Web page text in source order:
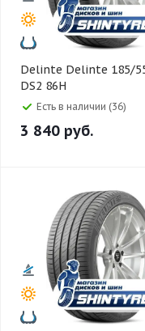
Delinte Delinte 185/55 R15
DS2 86H
Есть в наличии (36)
3 840 руб.